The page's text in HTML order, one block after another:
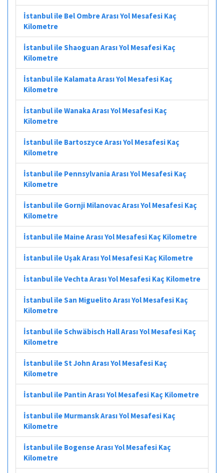
İstanbul ile Bel Ombre Arası Yol Mesafesi Kaç
Kilometre
İstanbul ile Shaoguan Arası Yol Mesafesi Kaç
Kilometre
İstanbul ile Kalamata Arası Yol Mesafesi Kaç
Kilometre
İstanbul ile Wanaka Arası Yol Mesafesi Kaç
Kilometre
İstanbul ile Bartoszyce Arası Yol Mesafesi Kaç
Kilometre
İstanbul ile Pennsylvania Arası Yol Mesafesi Kaç
Kilometre
İstanbul ile Gornji Milanovac Arası Yol Mesafesi Kaç
Kilometre
İstanbul ile Maine Arası Yol Mesafesi Kaç Kilometre
İstanbul ile Uşak Arası Yol Mesafesi Kaç Kilometre
İstanbul ile Vechta Arası Yol Mesafesi Kaç Kilometre
İstanbul ile San Miguelito Arası Yol Mesafesi Kaç
Kilometre
İstanbul ile Schwäbisch Hall Arası Yol Mesafesi Kaç
Kilometre
İstanbul ile St John Arası Yol Mesafesi Kaç
Kilometre
İstanbul ile Pantin Arası Yol Mesafesi Kaç Kilometre
İstanbul ile Murmansk Arası Yol Mesafesi Kaç
Kilometre
İstanbul ile Bogense Arası Yol Mesafesi Kaç
Kilometre